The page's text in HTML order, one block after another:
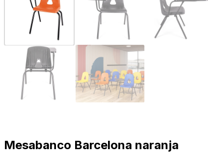
Mesabanco Barcelona naranja